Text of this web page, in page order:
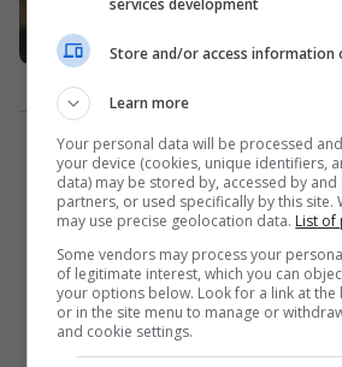
ishte liruar me
2
services development
Store and/or access information
Learn more
Your personal data will be processed
your device (cookies, unique identifiers,
data) may be stored by, accessed by
partners, or used specifically by this site.
may use precise geolocation data. List of
Some vendors may process your
of legitimate interest, which you can
your options below. Look for a link at
or in the site menu to manage or
and cookie settings.